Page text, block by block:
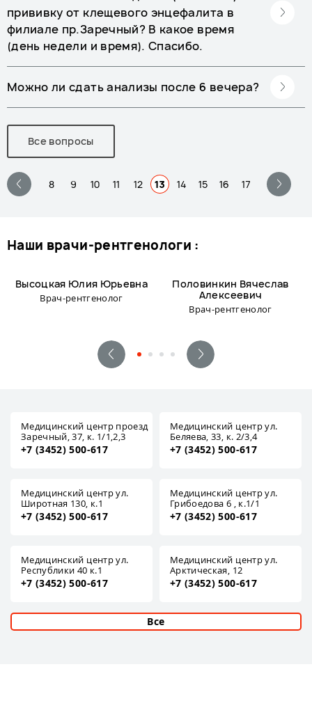
прививку от клещевого энцефалита в
филиале пр.Заречный? В какое время
(день недели и время). Спасибо.
Можно ли сдать анализы после 6 вечера?
Все вопросы
8 9 10 11 12 13 14 15 16 17
наши врачи-рентгенологи :
Высоцкая Юлия Юрьевна
Врач-рентгенолог
Половинкин Вячеслав
Алексеевич
Врач-рентгенолог
Медицинский центр проезд
Заречный, 37, к. 1/1,2,3
+7 (3452) 500-617
Медицинский центр ул.
Беляева, 33, к. 2/3,4
+7 (3452) 500-617
Медицинский центр ул.
Широтная 130, к.1
+7 (3452) 500-617
Медицинский центр ул.
Грибоедова 6 , к.1/1
+7 (3452) 500-617
Медицинский центр ул.
Республики 40 к.1
+7 (3452) 500-617
Медицинский центр ул.
Арктическая, 12
+7 (3452) 500-617
Все